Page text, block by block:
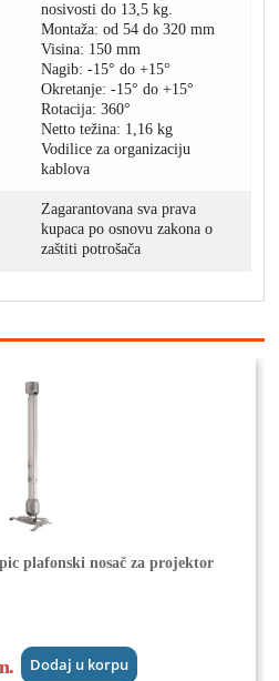
nosivosti do 13,5 kg.
Montaža: od 54 do 320 mm
Visina: 150 mm
Nagib: -15° do +15°
Okretanje: -15° do +15°
Rotacija: 360°
Netto težina: 1,16 kg
Vodilice za organizaciju
kablova
Zagarantovana sva prava
kupaca po osnovu zakona o
zaštiti potrošača
plafonski nosač za projektor
Dodaj u korpu